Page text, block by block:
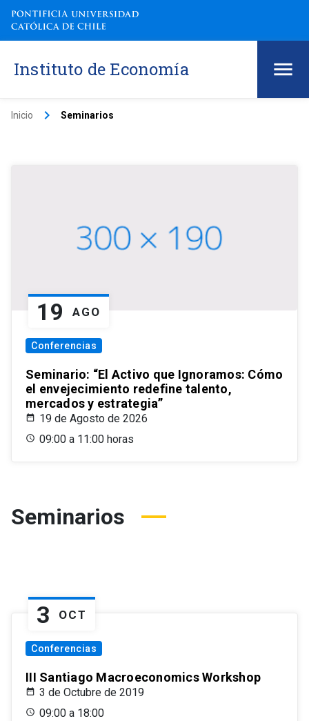
Instituto de Economía
Inicio keyboard_arrow_right Seminarios
19 AGO
Conferencias
Seminario: “El Activo que Ignoramos: Cómo
el envejecimiento redefine talento,
mercados y estrategia”
19 de Agosto de 2026
09:00 a 11:00 horas
Seminarios
3 OCT
Conferencias
III Santiago Macroeconomics Workshop
3 de Octubre de 2019
09:00 a 18:00